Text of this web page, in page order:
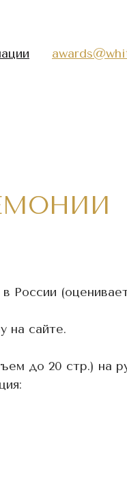
России
на сайте.
до 20 стр.) на